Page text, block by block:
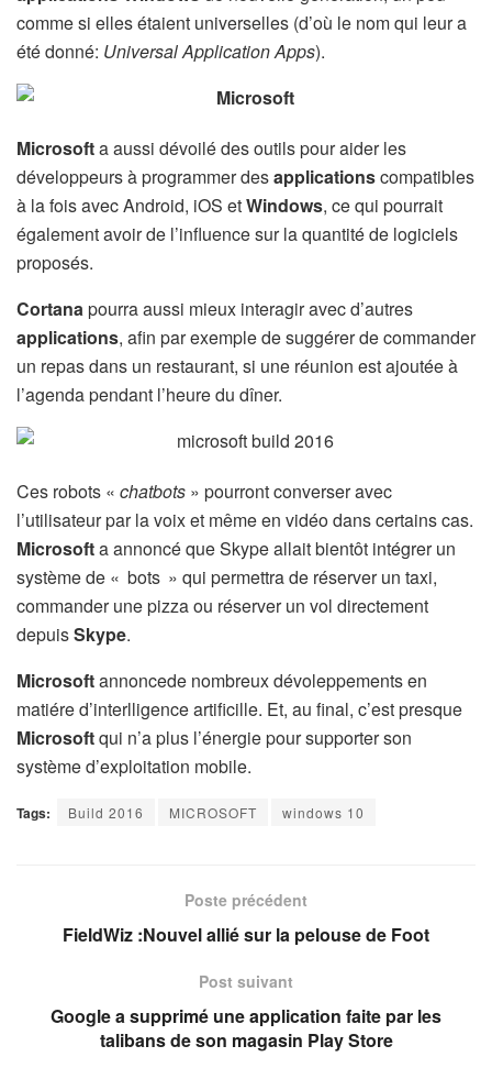
comme si elles étaient universelles (d’où le nom qui leur a
été donné: Universal Application Apps).
Microsofta aussi dévoilé des outils pour aider les
développeurs à programmer desapplicationscompatibles
à la fois avec Android, iOS etWindows, ce qui pourrait
également avoir de l’influence sur la quantité de logiciels
proposés.
Cortanapourra aussi mieux interagir avec d’autres
applications, afin par exemple de suggérer de commander
un repas dans un restaurant, si une réunion est ajoutée à
l’agenda pendant l’heure du dîner.
Ces robots « chatbots » pourront converser avec
l’utilisateur par la voix et même en vidéo dans certains cas.
Microsofta annoncé que Skype allait bientôt intégrer un
système de « bots » qui permettra de réserver un taxi,
commander une pizza ou réserver un vol directement
depuisSkype.
Microsoftannoncede nombreux dévoleppements en
matiére d’interlligence artificille. Et, au final, c’est presque
Microsoftqui n’a plus l’énergie pour supporter son
système d’exploitation mobile.
Tags: Build 2016 MICROSOFT windows 10
Poste précédent
FieldWiz :Nouvel allié sur la pelouse de Foot
Post suivant
Google a supprimé une application faite par les
talibans de son magasin Play Store